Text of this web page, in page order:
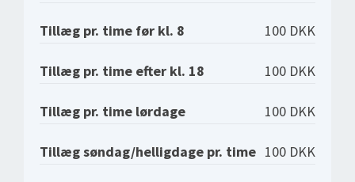
Tillæg pr. time før kl. 8 100 DKK
Tillæg pr. time efter kl. 18 100 DKK
Tillæg pr. time lørdage 100 DKK
Tillæg søndag/helligdage pr. time 100 DKK